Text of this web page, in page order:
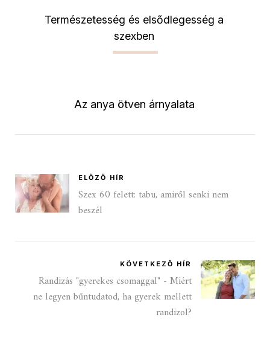
Természetesség és elsődlegesség a
szexben
Az anya ötven árnyalata
ELŐZŐ HÍR
Szex 60 felett: tabu, amiről senki nem
beszél
KÖVETKEZŐ HÍR
Randizás "gyerekes csomaggal" - Miért
ne legyen bűntudatod, ha gyerek mellett
randizol?